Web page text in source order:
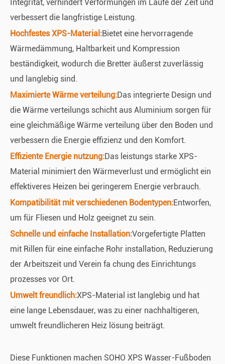
Integrität, verhindert Verformungen im Laufe der Zeit und
verbessert die langfristige Leistung.
Hochfestes XPS-Material:Bietet eine hervorragende
Wärmedämmung, Haltbarkeit und Kompression
beständigkeit, wodurch die Bretter äußerst zuverlässig
und langlebig sind.
Maximierte Wärme verteilung:Das integrierte Design und
die Wärme verteilungs schicht aus Aluminium sorgen für
eine gleichmäßige Wärme verteilung über den Boden und
verbessern die Energie effizienz und den Komfort.
Effiziente Energie nutzung:Das leistungs starke XPS-
Material minimiert den Wärmeverlust und ermöglicht ein
effektiveres Heizen bei geringerem Energie verbrauch.
Kompatibilität mit verschiedenen Bodentypen:Entworfen,
um für Fliesen und Holz geeignet zu sein.
Schnelle und einfache Installation:Vorgefertigte Platten
mit Rillen für eine einfache Rohr installation, Reduzierung
der Arbeitszeit und Verein fa chung des Einrichtungs
prozesses vor Ort.
Umwelt freundlich:XPS-Material ist langlebig und hat
eine lange Lebensdauer, was zu einer nachhaltigeren,
umwelt freundlicheren Heiz lösung beiträgt.
Diese Funktionen machen SOHO XPS Wasser-Fußboden